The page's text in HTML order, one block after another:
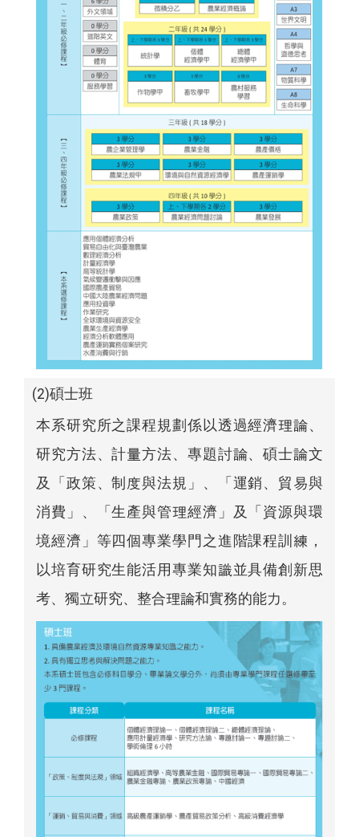
(2)碩士班
本系研究所之課程規劃係以透過經濟理論、
研究方法、計量方法、專題討論、碩士論文
及「政策、制度與法規」、「運銷、貿易與
消費」、「生產與管理經濟」及「資源與環
境經濟」等四個專業學門之進階課程訓練，
以培育研究生能活用專業知識並具備創新思
考、獨立研究、整合理論和實務的能力。